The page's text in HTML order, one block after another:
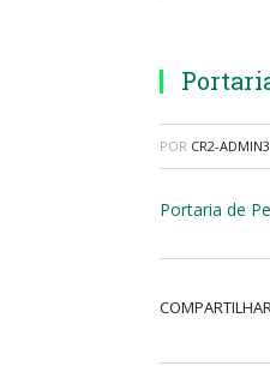
POR CR2-ADMIN3
Portaria de